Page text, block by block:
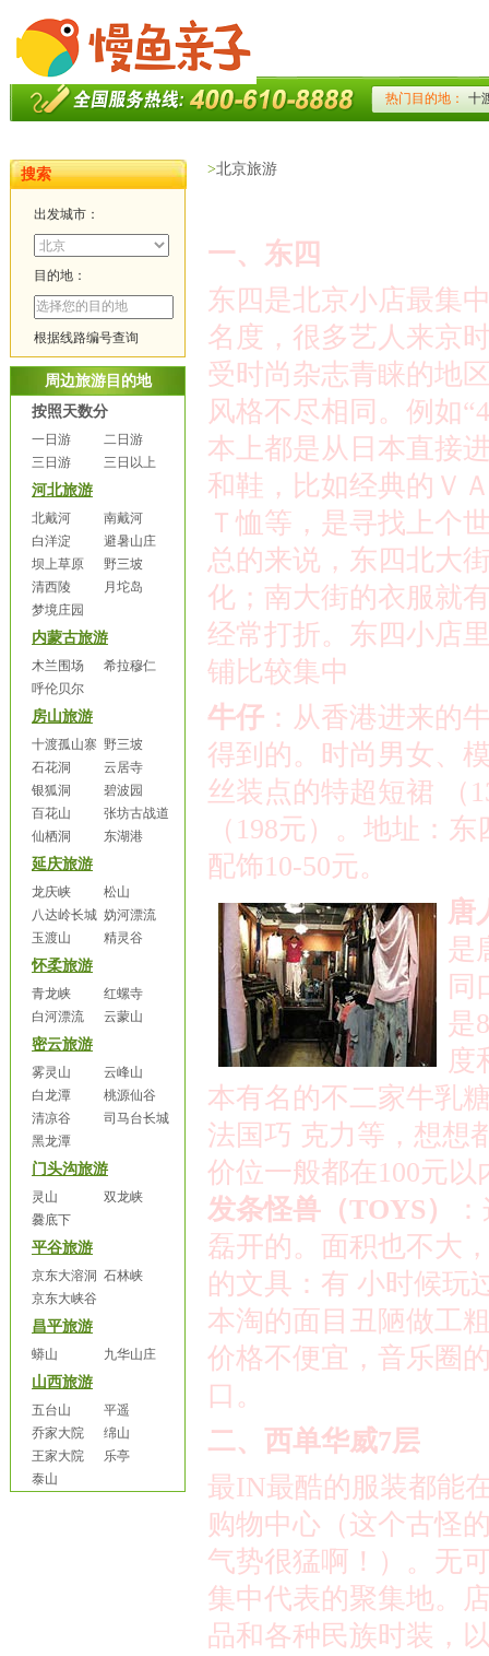
搜索
出发城市：
目的地：
根据线路编号查询
周边旅游目的地
按照天数分
一日游
二日游
三日游
三日以上
河北旅游
北戴河
南戴河
白洋淀
避暑山庄
坝上草原
野三坡
清西陵
月坨岛
梦境庄园
内蒙古旅游
木兰围场
希拉穆仁
呼伦贝尔
房山旅游
十渡孤山寨 野三坡
石花洞
云居寺
银狐洞
碧波园
百花山
张坊古战道
仙栖洞
东湖港
延庆旅游
龙庆峡
松山
八达岭长城 妫河漂流
玉渡山
精灵谷
怀柔旅游
青龙峡
红螺寺
白河漂流
云蒙山
密云旅游
雾灵山
云峰山
白龙潭
桃源仙谷
清凉谷
司马台长城
黑龙潭
门头沟旅游
灵山
双龙峡
爨底下
平谷旅游
京东大溶洞 石林峡
京东大峡谷
昌平旅游
蟒山 九华山庄
山西旅游
五台山
平遥
乔家大院
绵山
王家大院
乐亭
泰山
>北京旅游
一、 东四
东四是北京小店最集
名度，很多艺人来京
受时尚杂志青睐的地
风格不尽相同。例如
本上都是从日本直接
和鞋，比如经典的Ｖ
Ｔ恤等，是寻找上个
总的来说，东四北大
化；南大街的衣服就
经常打折。东四小店
铺比较集中
牛仔 ：从香港进来的
得到的。时尚男女、
丝装点的特超短裙
（
（ 198元）。地址：东
配饰10-50元。
唐
是
同
是
度
本有名的不二家牛乳
法国巧 克力等，想想
价位一般都在100元以
发条怪兽（TOYS）
磊开的。面积也不大
的文具：有 小时候玩
本淘的面目丑陋做工
价格不便宜，音乐圈
口。
二、西单华威7层
最IN最酷的服装都能
购物中心（这个古怪
气势很猛啊！）。无
集中代表的聚集地。
品和各种民族时装，